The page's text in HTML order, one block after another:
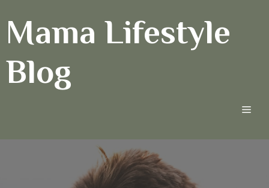
naarMama Lifestyle
Blog